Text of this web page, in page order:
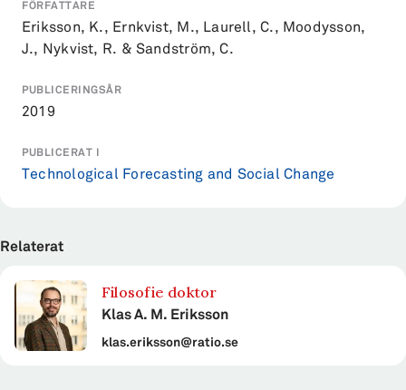
FÖRFATTARE
Eriksson, K., Ernkvist, M., Laurell, C., Moodysson,
J., Nykvist, R. & Sandström, C.
PUBLICERINGSÅR
2019
PUBLICERAT I
Technological Forecasting and Social Change
Relaterat
Filosofie doktor
Klas A. M. Eriksson
klas.eriksson@ratio.se